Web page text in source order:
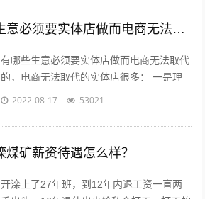
老年电商:有哪些生意必须要实体店做而电商无法取代的，或者投资小上手快适合中老年的？
有哪些生意必须要实体店做而电商无法取代
的，电商无法取代的实体店很多： 一是理
发店，理发是日常生活必需的服务，电商无
2022-08-17 53021
矿薪资待遇怎么样？
开滦上了27年班，到12年内退工资一直两